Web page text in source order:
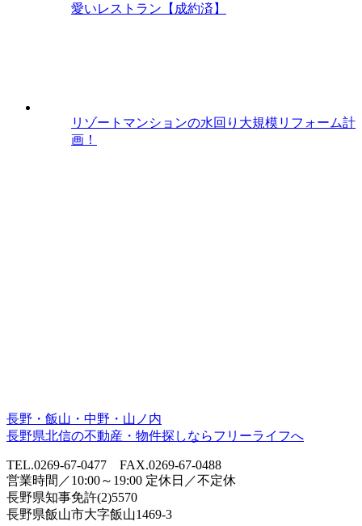
愛いレストラン【成約済】
リゾートマンションの水回り大規模リフォーム計
画！
長野・飯山・中野・山ノ内
長野県北信の不動産・物件探しならフリーライフへ
TEL.0269-67-0477 FAX.0269-67-0488
営業時間／10:00～19:00 定休日／不定休
長野県知事免許(2)5570
長野県飯山市大字飯山1469-3